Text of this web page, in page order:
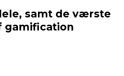
samt de værste
gamification